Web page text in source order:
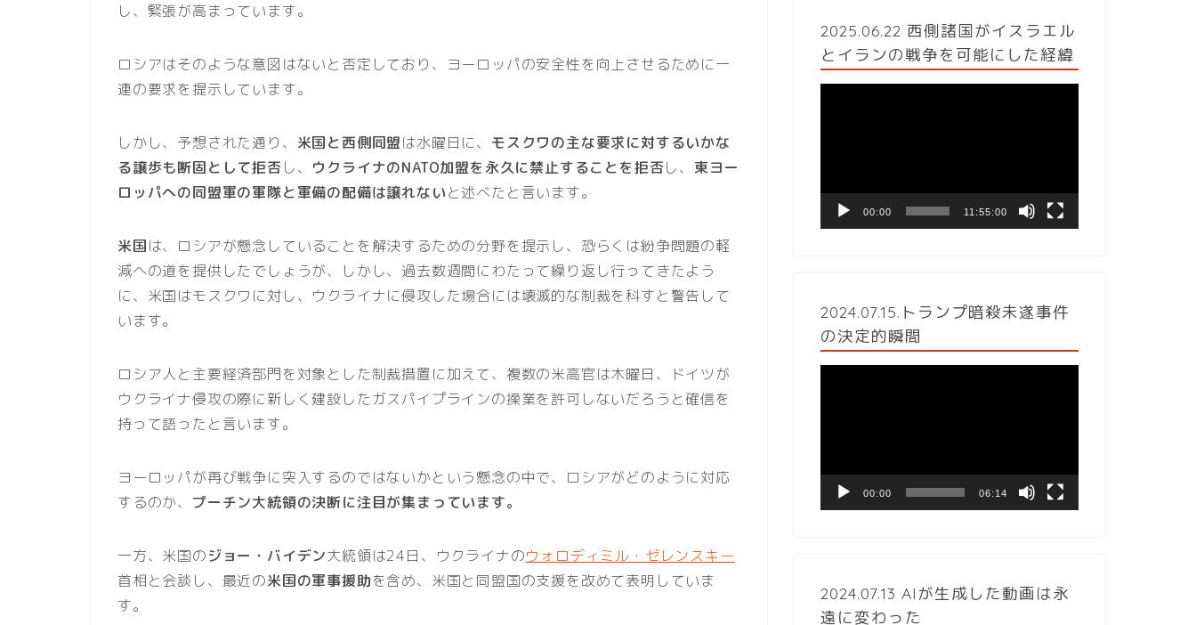
し、緊張が高まっています。
ロシアはそのような意図はないと否定しており、ヨーロッパの安全性を向上させるために一
連の要求を提示しています。
しかし、予想された通り、 米国と西側同盟は水曜日に、 モスクワの主な要求に対するいかな
る譲歩も断固として拒否 し、 ウクライナのNATO加盟を永久に禁止することを拒否し、 東ヨー
ロッパへの同盟軍の軍隊と軍備の配備は譲れないと述べたと言います。
米国は、ロシアが懸念していることを解決するための分野を提示し、恐らくは紛争問題の軽
減への道を提供したでしょうが、しかし、過去数週間にわたって繰り返し行ってきたよう
に、米国はモスクワに対し、ウクライナに侵攻した場合には壊滅的な制裁を科すと警告して
います。
ロシア人と主要経済部門を対象とした制裁措置に加えて、複数の米高官は木曜日、ドイツが
ウクライナ侵攻の際に新しく建設したガスパイプラインの操業を許可しないだろうと確信を
持って語ったと言います。
ヨーロッパが再び戦争に突入するのではないかという懸念の中で、ロシアがどのように対応
するのか、 プーチン大統領の決断に注目が集まっています。
一方、米国のジョー・バイデン大統領は24日、ウクライナのウォロディミル・ゼレンスキー
首相と会談し、最近の米国の軍事援助を含め、米国と同盟国の支援を改めて表明していま
す。
2025.06.22 西側諸国がイスラエル
とイランの戦争を可能にした経緯
ヤ
00:00 11:55:00
2024.07.15.トランプ暗殺未遂事件
の決定的瞬間
ヤ
00:00 06:14
2024.07.13 AIが生成した動画は永
遠に変わった